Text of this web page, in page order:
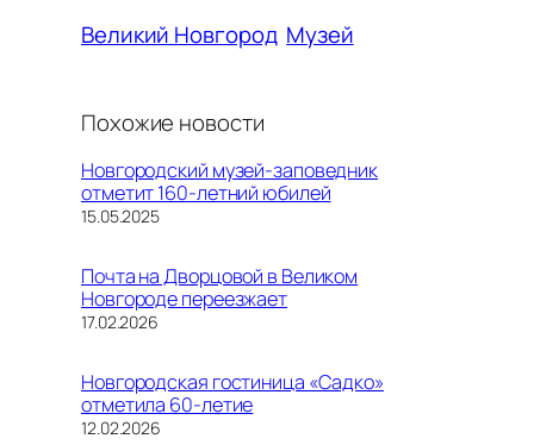
Великий Новгород Музей
Похожие новости
Новгородский музей-заповедник
отметит 160-летний юбилей
Дата
15.05.2025
Почта на Дворцовой в Великом
Новгороде переезжает
Дата
17.02.2026
Новгородская гостиница «Садко»
отметила 60-летие
Дата
12.02.2026